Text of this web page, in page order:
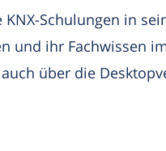
Schulungen in
und ihr Fachwissen
über die